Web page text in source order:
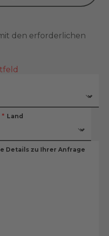
den erforderlichen